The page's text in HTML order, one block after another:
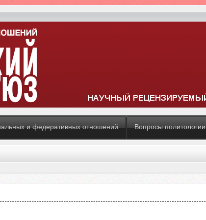
и федеративных отношений Вопросы политологии